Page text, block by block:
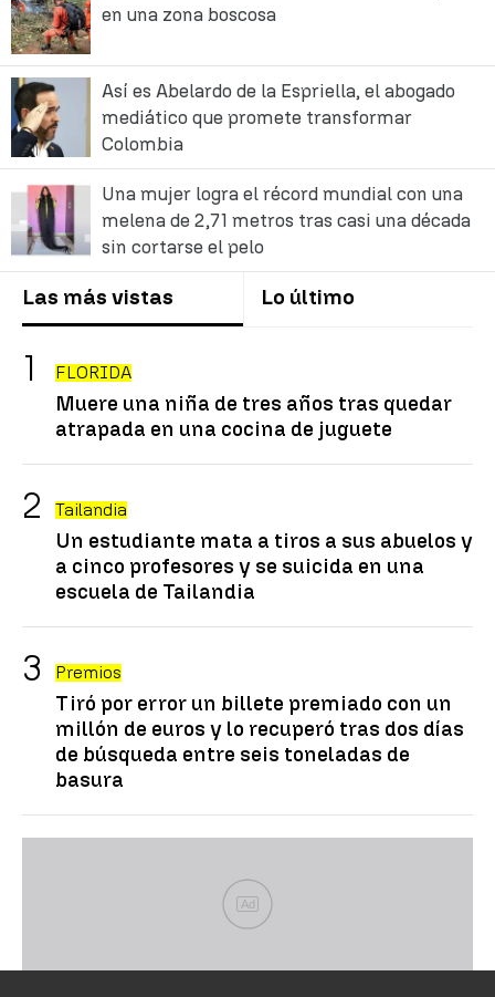
en una zona boscosa
Así es Abelardo de la Espriella, el abogado
mediático que promete transformar
Colombia
Una mujer logra el récord mundial con una
melena de 2,71 metros tras casi una década
sin cortarse el pelo
Las más vistas Lo último
FLORIDA
Muere una niña de tres años tras quedar
atrapada en una cocina de juguete
Tailandia
Un estudiante mata a tiros a sus abuelos y
a cinco profesores y se suicida en una
escuela de Tailandia
Premios
Tiró por error un billete premiado con un
millón de euros y lo recuperó tras dos días
de búsqueda entre seis toneladas de
basura
Ad